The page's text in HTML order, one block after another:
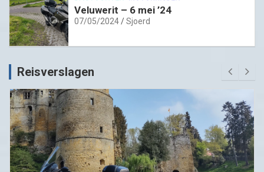
Veluwerit – 6 mei ’24
07/05/2024 Sjoerd
Reisverslagen